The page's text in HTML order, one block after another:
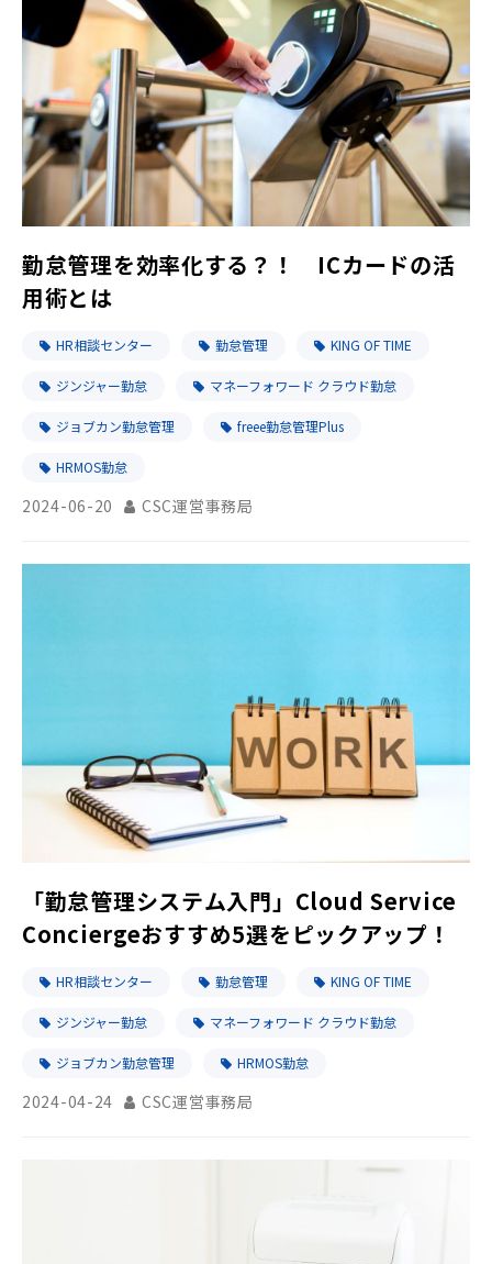
勤怠管理を効率化する？！ ICカードの活
用術とは
HR相談センター 勤怠管理 KING OF TIME
ジンジャー勤怠 マネーフォワード クラウド勤怠
ジョブカン勤怠管理 freee勤怠管理Plus
HRMOS勤怠
2024-06-20 CSC運営事務局
「勤怠管理システム入門」Cloud Service
Conciergeおすすめ5選をピックアップ！
HR相談センター 勤怠管理 KING OF TIME
ジンジャー勤怠 マネーフォワード クラウド勤怠
ジョブカン勤怠管理 HRMOS勤怠
2024-04-24 CSC運営事務局